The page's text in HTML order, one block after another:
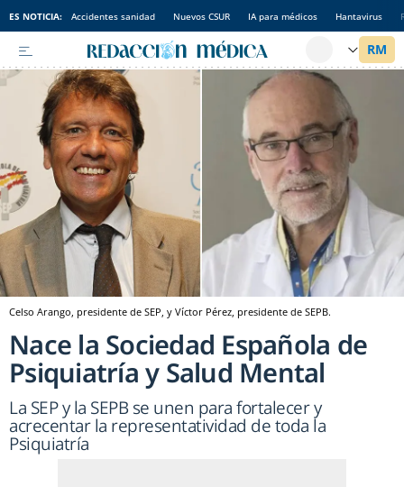
ES NOTICIA: Accidentes sanidad Nuevos CSUR IA para médicos Hantavirus
Celso Arango, presidente de SEP, y Víctor Pérez, presidente de SEPB.
Nace la Sociedad Española de
Psiquiatría y Salud Mental
La SEP y la SEPB se unen para fortalecer y
acrecentar la representatividad de toda la
Psiquiatría